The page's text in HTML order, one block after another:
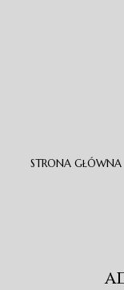
STRONA GŁÓWNA